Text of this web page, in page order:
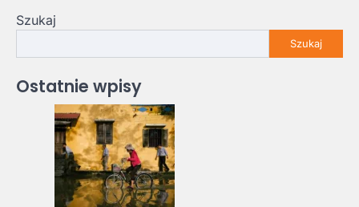
Szukaj
Szukaj
Ostatnie wpisy